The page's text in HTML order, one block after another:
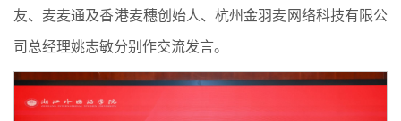
友、麦麦通及香港麦穗创始人、杭州金羽麦网络科技有限公
司总经理姚志敏分别作交流发言。